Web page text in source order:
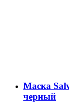
Маска
черный